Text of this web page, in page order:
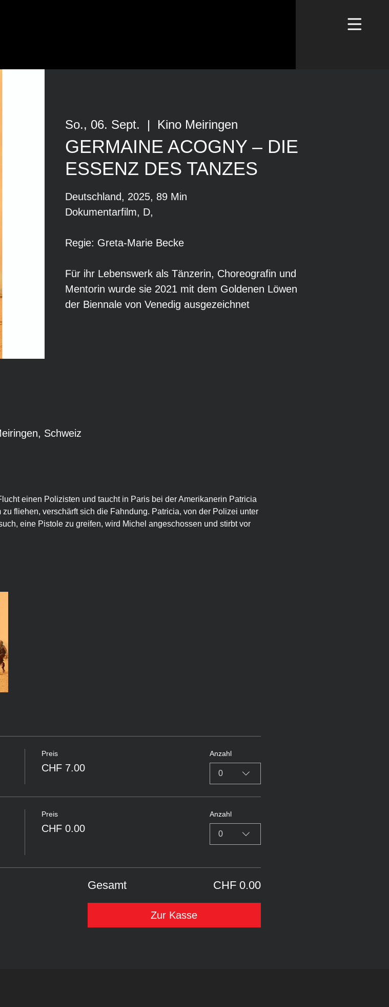
So., 06. Sept.
  |
Kino Meiringen
GERMAINE ACOGNY – DIE
ESSENZ DES TANZES
Deutschland, 2025, 89 Min
Dokumentarfilm, D,
Regie: Greta-Marie Becke
Für ihr Lebenswerk als Tänzerin, Choreografin und
Mentorin wurde sie 2021 mit dem Goldenen Löwen
der Biennale von Venedig ausgezeichnet
Schweiz
einen Polizisten und taucht in Paris bei der Amerikanerin Patricia
fliehen, verschärft sich die Fahndung. Patricia, von der Polizei unter
eine Pistole zu greifen, wird Michel angeschossen und stirbt vor
Preis
CHF 7.00
Anzahl
0
Preis
CHF 0.00
Anzahl
0
Gesamt CHF 0.00
Zur Kasse